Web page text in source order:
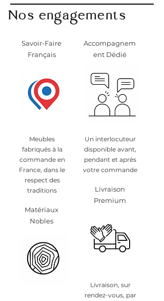
Nos engagements
Savoir-Faire
Français
Meubles
fabriqués à la
commande en
France, dans le
respect des
traditions
Matériaux
Nobles
Accompagnem
ent Dédié
Un interlocuteur
disponible avant,
pendant et après
votre commande
Livraison
Premium
Livraison, sur
rendez-vous, par